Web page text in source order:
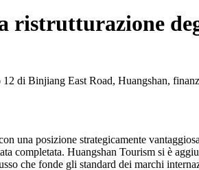
ristrutturazione
di Binjiang East Road, Huangshan,
una posizione strategicamente
completata. Huangshan Tourism si è
che fonde gli standard dei marchi